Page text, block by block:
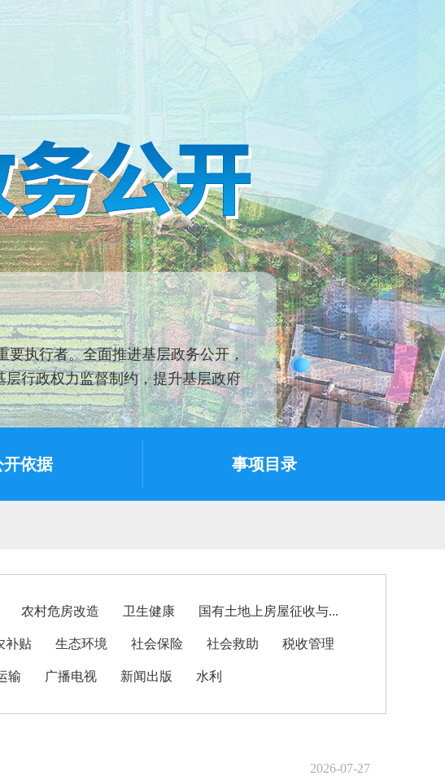
执行者。全面推进基层政务公开，
行政权力监督制约，提升基层政府
开依据 事项目录
农村危房改造 卫生健康 国有土地上房屋征收与...
补贴 生态环境 社会保险 社会救助 税收管理
输 广播电视 新闻出版 水利
2026-07-27